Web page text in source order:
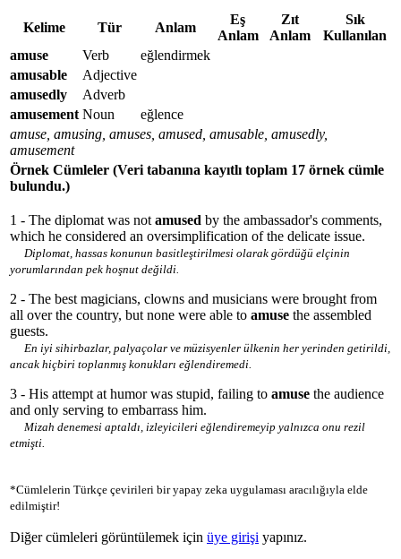
Kelime Tür Anlam
Eş
Anlam
Zıt
Anlam
Sık
Kullanılan
amuse
Verb
eğlendirmek
amusable
Adjective
amusedly
Adverb
amusement Noun
eğlence
amuse, amusing, amuses, amused, amusable, amusedly,
amusement
Örnek Cümleler (Veri tabanına kayıtlı toplam 17 örnek cümle
bulundu.)
1 - The diplomat was not amused by the ambassador's comments,
which he considered an oversimplification of the delicate issue.
Diplomat, hassas konunun basitleştirilmesi olarak gördüğü elçinin
yorumlarından pek hoşnut değildi.
2 - The best magicians, clowns and musicians were brought from
all over the country, but none were able to amuse the assembled
guests.
En iyi sihirbazlar, palyaçolar ve müzisyenler ülkenin her yerinden getirildi,
ancak hiçbiri toplanmış konukları eğlendiremedi.
3 - His attempt at humor was stupid, failing to amuse the audience
and only serving to embarrass him.
Mizah denemesi aptaldı, izleyicileri eğlendiremeyip yalnızca onu rezil
etmişti.
*Cümlelerin Türkçe çevirileri bir yapay zeka uygulaması aracılığıyla elde
edilmiştir!
Diğer cümleleri görüntülemek için üye girişi yapınız.